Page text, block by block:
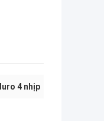
4 nhịp